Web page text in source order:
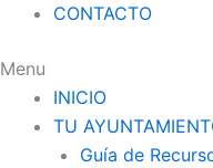
CONTACTO
Menu
INICIO
TU
Guía de